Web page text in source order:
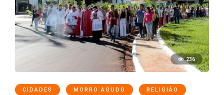
236
CIDADES MORRO AGUDO RELIGIÃO